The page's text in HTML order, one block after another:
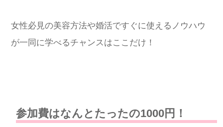
女性必見の美容方法や婚活ですぐに使えるノウハウ
が一同に学べるチャンスはここだけ！
参加費はなんとたったの1000円！